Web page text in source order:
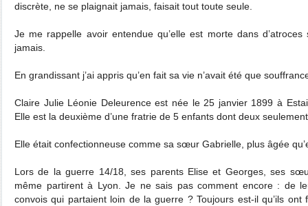
discrète, ne se plaignait jamais, faisait tout toute seule.
Je me rappelle avoir entendue qu’elle est morte dans
jamais.
En grandissant j’ai appris qu’en fait sa vie n’avait été que
Claire Julie Léonie Deleurence est née le 25 janvier 1899 à
Elle est la deuxième d’une fratrie de 5 enfants dont deux
Elle était confectionneuse comme sa sœur Gabrielle, plus âgée
Lors de la guerre 14/18, ses parents Elise et Georges, ses
même partirent à Lyon. Je ne sais pas comment encore : de
convois qui partaient loin de la guerre ? Toujours est-il qu’ils